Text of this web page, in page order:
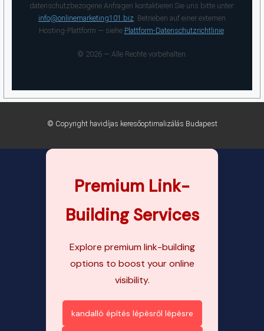
datenschutzbezogene Anfragen kontaktieren Sie uns bitte unter:
info@onlinemarketing101.biz . Betrieben auf einer externen
Hosting-Plattform — siehe Plattform-Datenschutzrichtlinie.
© 2026— Alle Rechte vorbehalten.
© Copyright havidíjas keresőoptimalizálás Budapest
Premium Link-
Building Services
Explore premium link-building
options to boost your online
visibility.
kandalló építés lépésről lépésre